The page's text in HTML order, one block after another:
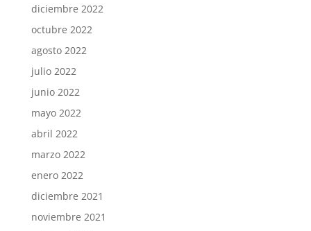
diciembre 2022
octubre 2022
agosto 2022
julio 2022
junio 2022
mayo 2022
abril 2022
marzo 2022
enero 2022
diciembre 2021
noviembre 2021